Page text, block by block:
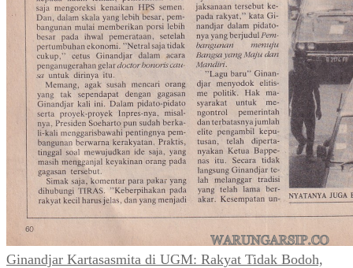
Ginandjar Kartasasmita di UGM: Rakyat Tidak Bodoh,